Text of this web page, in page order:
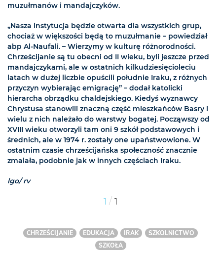
muzułmanów i mandajczyków.
„Nasza instytucja będzie otwarta dla wszystkich grup,
chociaż w większości będą to muzułmanie – powiedział
abp Al-Naufali. – Wierzymy w kulturę różnorodności.
Chrześcijanie są tu obecni od II wieku, byli jeszcze przed
mandajczykami, ale w ostatnich kilkudziesięcioleciu
latach w dużej liczbie opuścili południe Iraku, z różnych
przyczyn wybierając emigrację” – dodał katolicki
hierarcha obrządku chaldejskiego. Kiedyś wyznawcy
Chrystusa stanowili znaczną część mieszkańców Basry i
wielu z nich należało do warstwy bogatej. Począwszy od
XVIII wieku otworzyli tam oni 9 szkół podstawowych i
średnich, ale w 1974 r. zostały one upaństwowione. W
ostatnim czasie chrześcijańska społeczność znacznie
zmalała, podobnie jak w innych częściach Iraku.
lgo/ rv
1 / 1
CHRZEŚCIJANIE EDUKACJA IRAK
SZKOLNICTWO
SZKOŁA